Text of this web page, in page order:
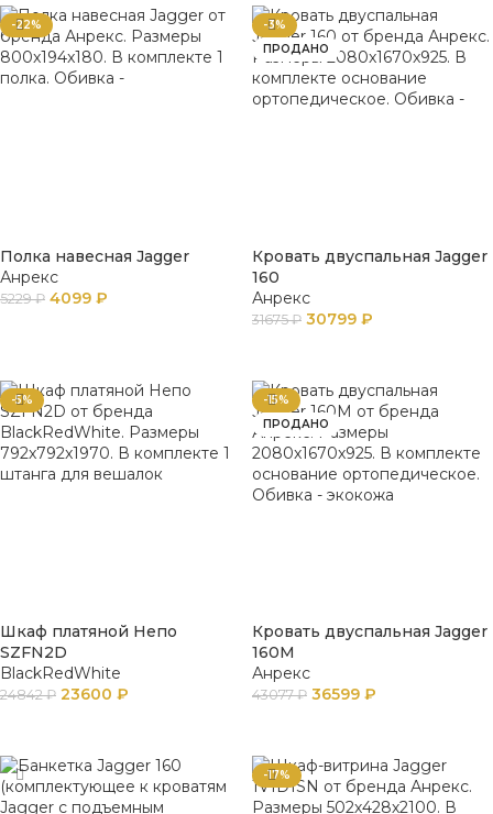
-22%
Полка навесная Jagger
Анрекс
5229₽ 4099 ₽
-3%
ПРОДАНО
Кровать двуспальная Jagger
160
Анрекс
31675₽ 30799 ₽
-5%
Шкаф платяной Непо
SZFN2D
BlackRedWhite
24842₽ 23600 ₽
-15%
ПРОДАНО
Кровать двуспальная Jagger
160М
Анрекс
43077₽ 36599 ₽
-17%